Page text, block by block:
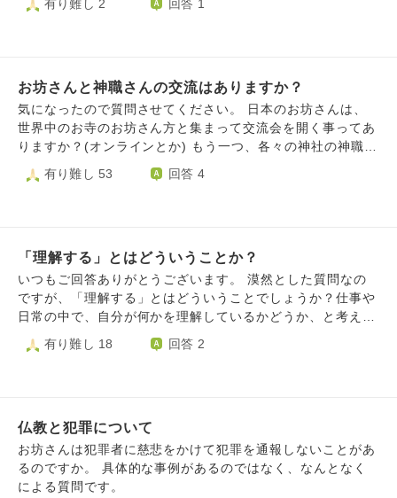
有り難し 2 回答 1
お坊さんと神職さんの交流はありますか？
気になったので質問させてください。 日本のお坊さんは、
世界中のお寺のお坊さん方と集まって交流会を開く事ってあ
りますか？(オンラインとか) もう一つ、各々の神社の神職さ
ん方とお坊さん方の交流もあるのでしょうか？ お寺、神社
によって違うと思いますが、差し支えなければ、ウチはこう
有り難し 53 回答 4
「理解する」とはどういうことか？
いつもご回答ありがとうございます。 漠然とした質問なの
ですが、「理解する」とはどういうことでしょうか？仕事や
日常の中で、自分が何かを理解しているかどうか、と考える
ことが多いのですが、そもそも、その「理解」って一体何だ
ろう、と最近とても気になっており、質問させていただきま
が出してくれたレポート対して、偉そうに「あなたは、まだ
○○に対する理解が浅いですね」とコメントしたりすることが
あります。でも、そういうふうに言っている自分は本当は何
を理解しているんだろうか・・・と考えると、自分は何もわ
有り難し 18 回答 2
仏教と犯罪について
お坊さんは犯罪者に慈悲をかけて犯罪を通報しないことがあ
るのですか。 具体的な事例があるのではなく、なんとなく
による質問です。